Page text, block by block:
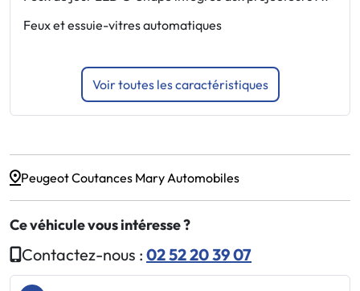
Feux et essuie-vitres automatiques
Voir toutes les caractéristiques
Peugeot Coutances Mary Automobiles
Ce véhicule vous intéresse ?
Contactez-nous : 02 52 20 39 07